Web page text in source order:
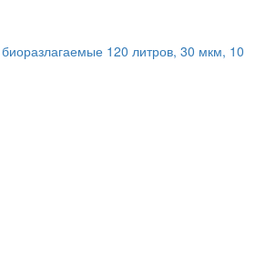
120 литров, 30 мкм, 10